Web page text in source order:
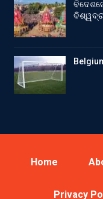
Home
Privacy